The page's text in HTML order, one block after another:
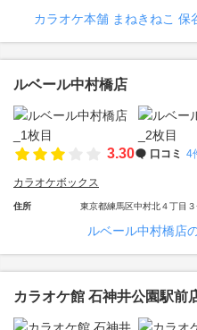
カラオケ本舗 まねきねこ 保
ルベール中村橋店
3.30 口コミ 4
カラオケボックス
住所 東京都練馬区中村北４丁目３
ルベール中村橋店
カラオケ館 石神井公園駅前